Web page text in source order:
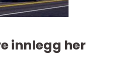
innlegg her